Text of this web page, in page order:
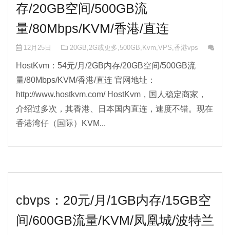
存/20GB空间/500GB流
量/80Mbps/KVM/香港/直连
12月25日 20GB,2G或更多,500GB, Kvm,VPS,香港vps
HostKvm：54元/月/2GB内存/20GB空间/500GB流
量/80Mbps/KVM/香港/直连 官网地址：
http://www.hostkvm.com/ HostKvm，国人稳定商家，
介绍过多次，其香港、日本国内直连，速度不错。现在
香港湾仔（国际）KVM...
cbvps：20元/月/1GB内存/15GB空
间/600GB流量/KVM/凤凰城/波特兰